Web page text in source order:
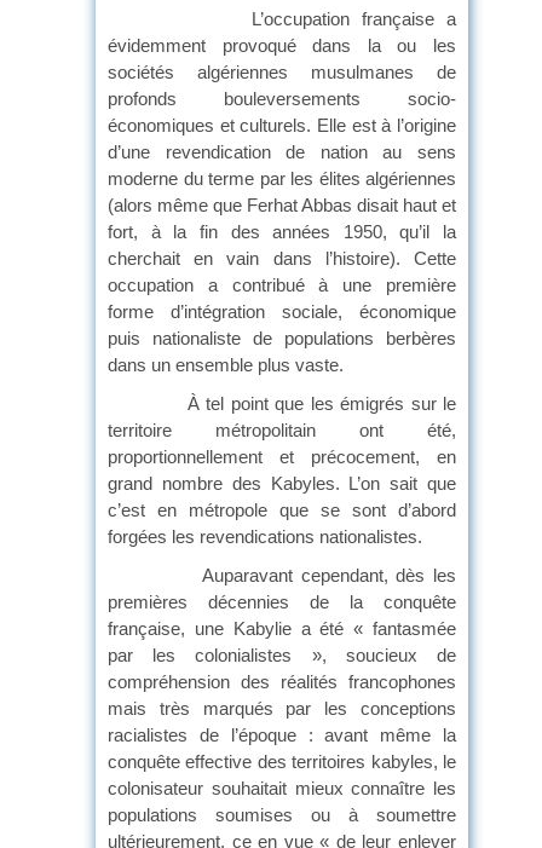
L’occupation française a
évidemment provoqué dans la ou les
sociétés algériennes musulmanes de
profonds bouleversements socio-
économiques et culturels. Elle est à l’origine
d’une revendication de nation au sens
moderne du terme par les élites algériennes
(alors même que Ferhat Abbas disait haut et
fort, à la fin des années 1950, qu’il la
cherchait en vain dans l’histoire). Cette
occupation a contribué à une première
forme d’intégration sociale, économique
puis nationaliste de populations berbères
dans un ensemble plus vaste.
À tel point que les émigrés sur le
territoire métropolitain ont été,
proportionnellement et précocement, en
grand nombre des Kabyles. L’on sait que
c’est en métropole que se sont d’abord
forgées les revendications nationalistes.
Auparavant cependant, dès les
premières décennies de la conquête
française, une Kabylie a été « fantasmée
par les colonialistes », soucieux de
compréhension des réalités francophones
mais très marqués par les conceptions
racialistes de l’époque : avant même la
conquête effective des territoires kabyles, le
colonisateur souhaitait mieux connaître les
populations soumises ou à soumettre
ultérieurement, ce en vue « de leur enlever